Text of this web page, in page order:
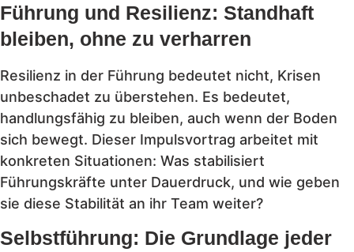
Führung und Resilienz: Standhaft
bleiben, ohne zu verharren
Resilienz in der Führung bedeutet nicht, Krisen
unbeschadet zu überstehen. Es bedeutet,
handlungsfähig zu bleiben, auch wenn der Boden
sich bewegt. Dieser Impulsvortrag arbeitet mit
konkreten Situationen: Was stabilisiert
Führungskräfte unter Dauerdruck, und wie geben
sie diese Stabilität an ihr Team weiter?
Selbstführung: Die Grundlage jeder